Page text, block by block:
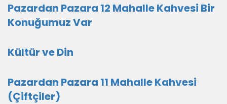
Pazardan Pazara 12 Mahalle Kahvesi Bir
Konuğumuz Var
Kültür ve Din
Pazardan Pazara 11 Mahalle Kahvesi
(Çiftçiler)